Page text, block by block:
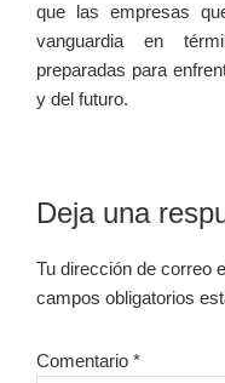
que las empresas
vanguardia en
preparadas para
y‌ del ⁢futuro.
con
los
Deja una
Tu dirección de correo
campos obligatorios
Comentario *